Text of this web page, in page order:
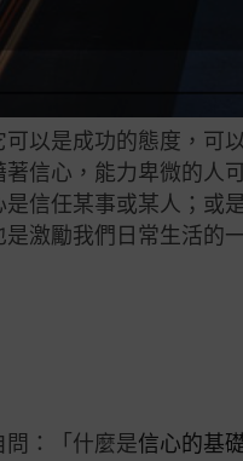
以是成功的態度，可
信心，能力卑微的人
信任某事或某人；或
激勵我們日常生活的
：「什麼是信心的基